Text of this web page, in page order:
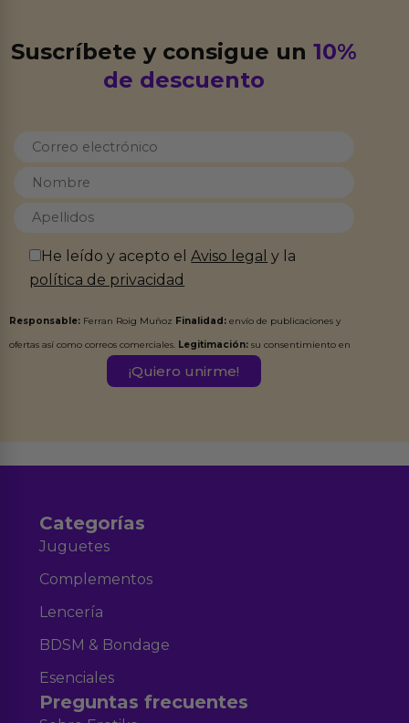
Suscríbete y consigue un10%
de descuento
He leído y acepto elAviso legal y la
política de privacidad
Responsable: Ferran Roig Muñoz Finalidad: envío de publicaciones y
ofertas así como correos comerciales. Legitimación: su consentimiento en
Destinatarios:Ferran Roig Muñoz. Podrás ejercer tus
Categorías
Juguetes
Complementos
Lencería
BDSM & Bondage
Esenciales
Preguntas frecuentes